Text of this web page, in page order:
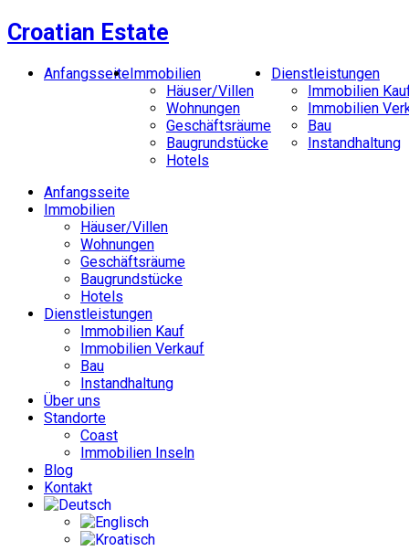
Croatian Estate
AnfangsseiteImmobilien
Häuser/Villen
Wohnungen
Geschäftsräume
Baugrundstücke
Hotels
Dienstleistungen
Immobilien
Immobilien
Bau
Instandhaltung
Anfangsseite
Immobilien
Häuser/Villen
Wohnungen
Geschäftsräume
Baugrundstücke
Hotels
Dienstleistungen
Immobilien Kauf
Immobilien Verkauf
Bau
Instandhaltung
Über uns
Standorte
Coast
Immobilien Inseln
Blog
Kontakt